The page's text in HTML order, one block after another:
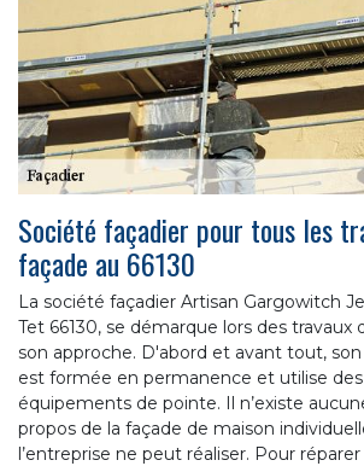
Société façadier pour tous les
façade au 66130
La société façadier Artisan Gargowitch
Tet 66130, se démarque lors des travaux
son approche. D'abord et avant tout,
est formée en permanence et utilise
équipements de pointe. Il n’existe
propos de la façade de maison
l’entreprise ne peut réaliser. Pour